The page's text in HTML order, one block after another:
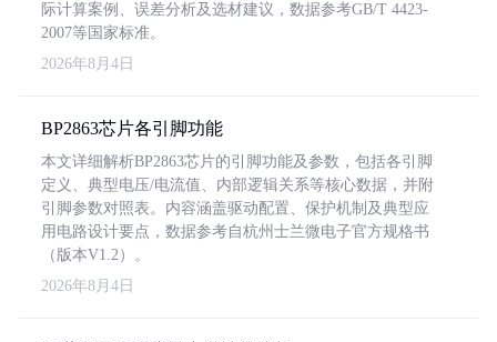
际计算案例、误差分析及选材建议，数据参考GB/T 4423-
2007等国家标准。
2026年8月4日
BP2863芯片各引脚功能
本文详细解析BP2863芯片的引脚功能及参数，包括各引脚
定义、典型电压/电流值、内部逻辑关系等核心数据，并附
引脚参数对照表。内容涵盖驱动配置、保护机制及典型应
用电路设计要点，数据参考自杭州士兰微电子官方规格书
（版本V1.2）。
2026年8月4日